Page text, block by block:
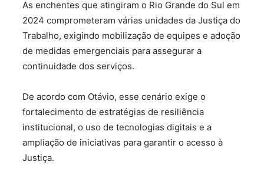
As enchentes que atingiram o Rio Grande do Sul em
2024 comprometeram várias unidades da Justiça do
Trabalho, exigindo mobilização de equipes e adoção
de medidas emergenciais para assegurar a
continuidade dos serviços.
De acordo com Otávio, esse cenário exige o
fortalecimento de estratégias de resiliência
institucional, o uso de tecnologias digitais e a
ampliação de iniciativas para garantir o acesso à
Justiça.